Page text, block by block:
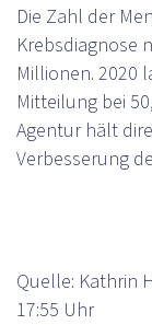
Die Zahl der
Krebsdiagnose
Millionen. 2020
Mitteilung bei
Agentur hält
Verbesserung
Quelle: Kathrin
17:55 Uhr